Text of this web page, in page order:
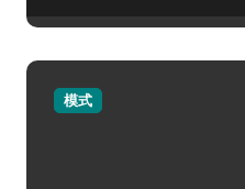
模式